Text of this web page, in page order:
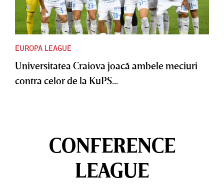
EUROPA LEAGUE
Universitatea Craiova joacă ambele meciuri
contra celor de la KuPS...
CONFERENCE
LEAGUE